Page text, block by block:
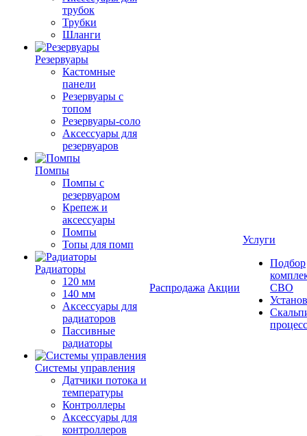
трубок
Трубки
Шланги
Резервуары
Кастомные
панели
Резервуары с
топом
Резервуары-соло
Аксессуары для
резервуаров
Помпы
Помпы с
резервуаром
Крепеж и
аксессуары
Помпы
Топы для помп
Радиаторы
120 мм
140 мм
Аксессуары для
радиаторов
Пассивные
радиаторы
Системы управления
Датчики потока и
температуры
Контроллеры
Аксессуары для
контроллеров
Распродажа Акции
Услуги
Подбор
СВО